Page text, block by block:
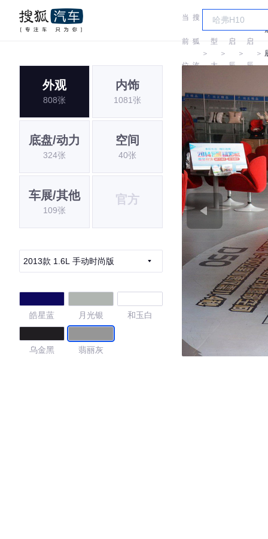
当
前
位
搜
狐
汽
＞
车
型
大
＞
启
辰
＞
启
辰
＞
外观
808张
内饰
1081张
底盘/动力
324张
空间
40张
车展/其他
109张
官方
2013款 1.6L 手动时尚版
皓星蓝 月光银 和玉白
乌金黑 翡丽灰